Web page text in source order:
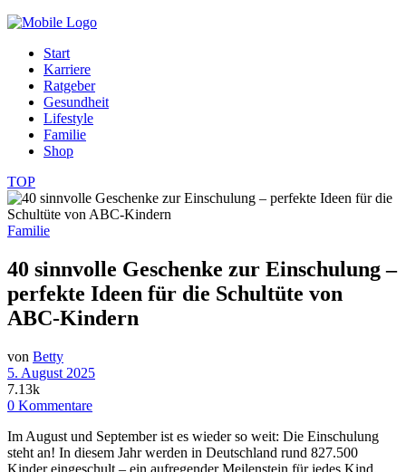
Start
Karriere
Ratgeber
Gesundheit
Lifestyle
Familie
Shop
TOP
Familie
40 sinnvolle Geschenke zur Einschulung –
perfekte Ideen für die Schultüte von
ABC-Kindern
von Betty
5. August 2025
7.13k
0 Kommentare
Im August und September ist es wieder so weit: Die Einschulung
steht an! In diesem Jahr werden in Deutschland rund 827.500
Kinder eingeschult – ein aufregender Meilenstein für jedes Kind.